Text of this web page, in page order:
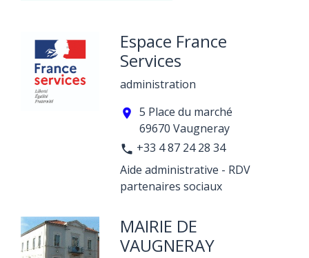
Espace France
Services
administration
location_on
5 Place du marché
69670 Vaugneray
phone +33 4 87 24 28 34
Aide administrative - RDV
partenaires sociaux
MAIRIE DE
VAUGNERAY